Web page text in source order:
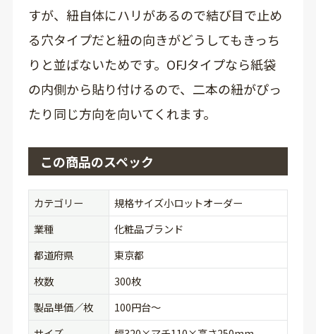
すが、紐自体にハリがあるので結び目で止め
る穴タイプだと紐の向きがどうしてもきっち
りと並ばないためです。OFJタイプなら紙袋
の内側から貼り付けるので、二本の紐がぴっ
たり同じ方向を向いてくれます。
この商品のスペック
カテゴリー
規格サイズ小ロットオーダー
業種
化粧品ブランド
都道府県
東京都
枚数
300枚
製品単価／枚
100円台〜